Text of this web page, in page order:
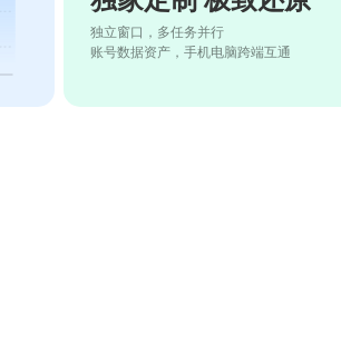
独立窗口，多任务并行
账号数据资产，手机电脑跨端互通